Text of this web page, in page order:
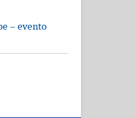
– evento